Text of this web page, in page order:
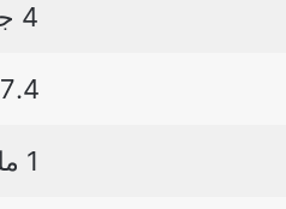
4 جرام
7.4 ملغ
1 ملغ